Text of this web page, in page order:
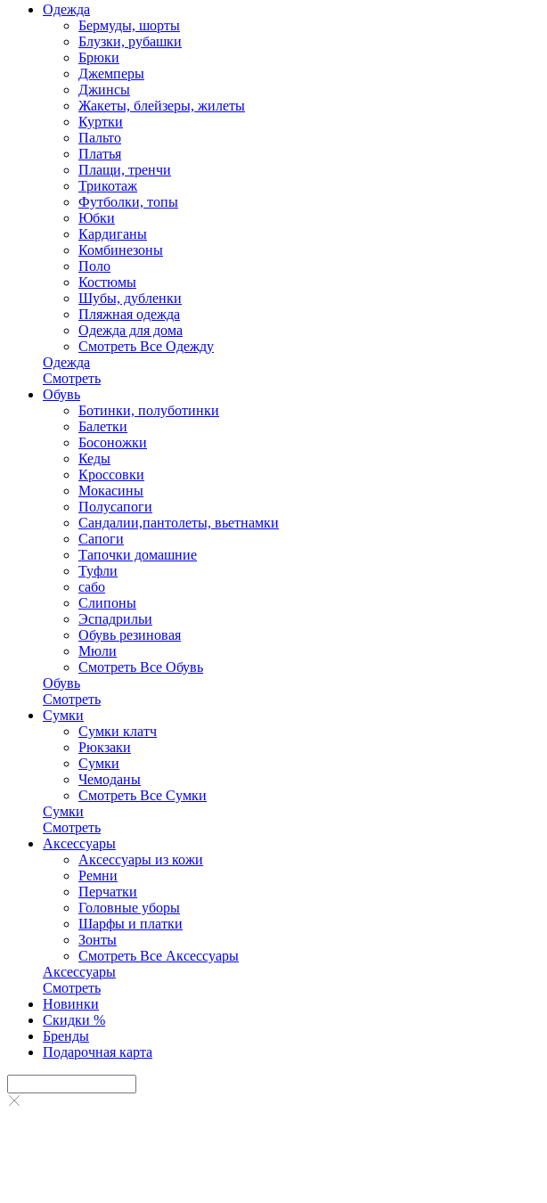
Одежда
Бермуды, шорты
Блузки, рубашки
Брюки
Джемперы
Джинсы
Жакеты, блейзеры, жилеты
Куртки
Пальто
Платья
Плащи, тренчи
Трикотаж
Футболки, топы
Юбки
Кардиганы
Комбинезоны
Поло
Костюмы
Шубы, дубленки
Пляжная одежда
Одежда для дома
Смотреть Все Одежду
Одежда
Смотреть
Обувь
Ботинки, полуботинки
Балетки
Босоножки
Кеды
Кроссовки
Мокасины
Полусапоги
Сандалии,пантолеты, вьетнамки
Сапоги
Тапочки домашние
Туфли
сабо
Слипоны
Эспадрильи
Обувь резиновая
Мюли
Смотреть Все Обувь
Обувь
Смотреть
Сумки
Сумки клатч
Рюкзаки
Сумки
Чемоданы
Смотреть Все Сумки
Сумки
Смотреть
Аксессуары
Аксессуары из кожи
Ремни
Перчатки
Головные уборы
Шарфы и платки
Зонты
Смотреть Все Аксессуары
Аксессуары
Смотреть
Новинки
Скидки %
Бренды
Подарочная карта